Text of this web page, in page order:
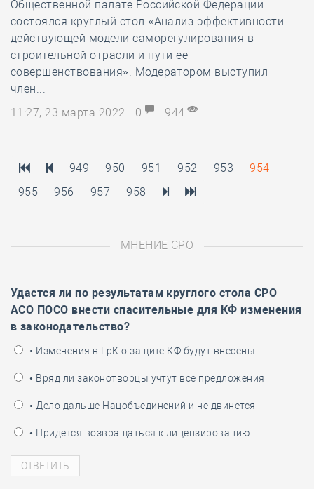
Общественной палате Российской Федерации
состоялся круглый стол «Анализ эффективности
действующей модели саморегулирования в
строительной отрасли и пути её
совершенствования». Модератором выступил
член...
11:27, 23 марта 2022
0 944
949 950 951 952 953
954
955
956 957 958
МНЕНИЕ СРО
Удастся ли по результатам круглого стола СРО
АСО ПОСО внести спасительные для КФ изменения
в законодательство?
• Изменения в ГрК о защите КФ будут внесены
• Вряд ли законотворцы учтут все предложения
• Дело дальше Нацобъединений и не двинется
• Придётся возвращаться к лицензированию…